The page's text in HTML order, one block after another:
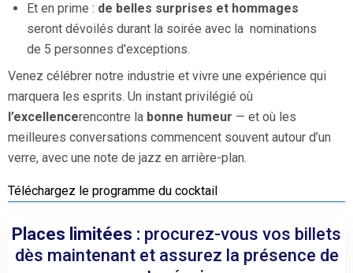
Et en prime : de belles surprises et hommages
seront dévoilés durant la soirée avec la nominations
de 5 personnes d'exceptions.
Venez célébrer notre industrie et vivre une expérience qui
marquera les esprits. Un instant privilégié où
l’excellencerencontre la bonne humeur — et où les
meilleures conversations commencent souvent autour d’un
verre, avec une note de jazz en arrière-plan.
Téléchargez le programme du cocktail
Places limitées : procurez-vous vos billets
dès maintenant et assurez la présence de